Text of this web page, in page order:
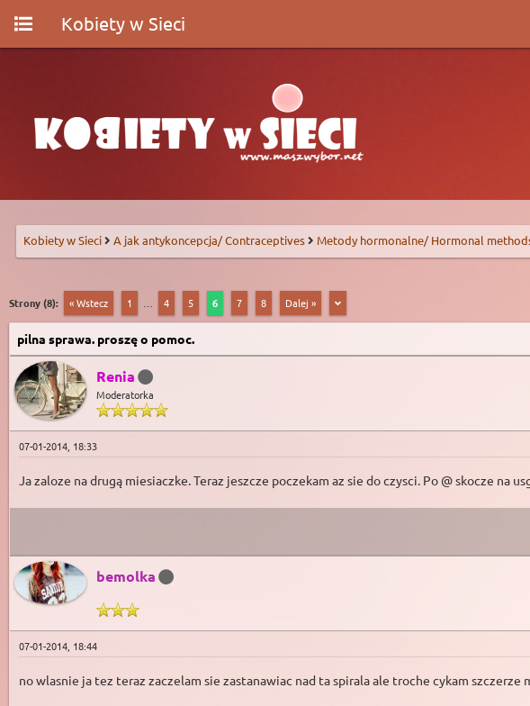
Kobiety w Sieci
Kobiety w Sieci A jak antykoncepcja/ Contraceptives Metody hormonalne/ Hormonal
Strony (8): « Wstecz 1 4 5 6 7 8 Dalej »
pilna sprawa. proszę o pomoc.
Renia
Moderatorka
07-01-2014, 18:33
Ja zaloze na drugą miesiaczke. Teraz jeszcze poczekam az sie do czysci. Po @ skocze na
bemolka
07-01-2014, 18:44
no wlasnie ja tez teraz zaczelam sie zastanawiac nad ta spirala ale troche cykam szczerze